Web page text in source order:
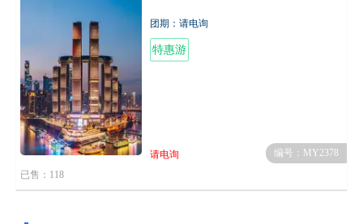
团期：请电询
特惠游
请电询
编号：MY2378
已售：118